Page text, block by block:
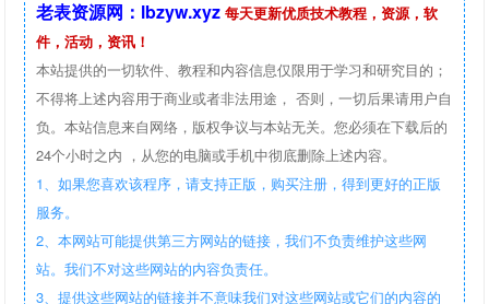
老表资源网：lbzyw.xyz 每天更新优质技术教程，资源，软
件，活动，资讯！
本站提供的一切软件、教程和内容信息仅限用于学习和研究目的；
不得将上述内容用于商业或者非法用途， 否则，一切后果请用户自
负。本站信息来自网络，版权争议与本站无关。您必须在下载后的
24个小时之内 ，从您的电脑或手机中彻底删除上述内容。
1、如果您喜欢该程序，请支持正版，购买注册，得到更好的正版
服务。
2、本网站可能提供第三方网站的链接，我们不负责维护这些网
站。我们不对这些网站的内容负责任。
3、提供这些网站的链接并不意味我们对这些网站或它们的内容的